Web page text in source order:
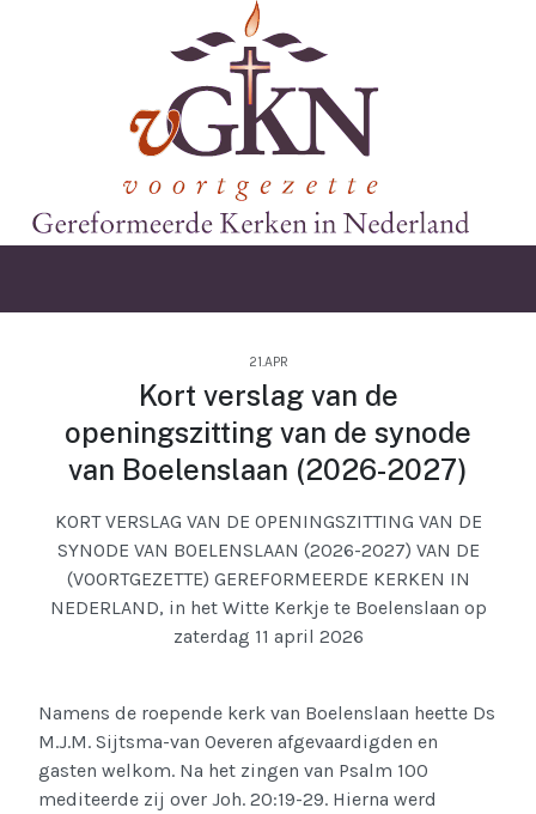
21.APR
Kort verslag van de
openingszitting van de synode
van Boelenslaan (2026-2027)
KORT VERSLAG VAN DE OPENINGSZITTING VAN DE
SYNODE VAN BOELENSLAAN (2026-2027) VAN DE
(VOORTGEZETTE) GEREFORMEERDE KERKEN IN
NEDERLAND, in het Witte Kerkje te Boelenslaan op
zaterdag 11 april 2026
Namens de roepende kerk van Boelenslaan heette Ds
M.J.M. Sijtsma-van Oeveren afgevaardigden en
gasten welkom. Na het zingen van Psalm 100
mediteerde zij over Joh. 20:19-29. Hierna werd